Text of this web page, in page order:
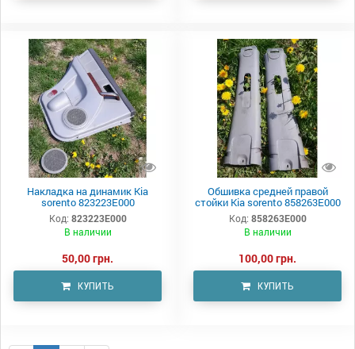
Накладка на динамик Kia
sorento 823223E000
Код: 823223E000
В наличии
50,00 грн.
КУПИТЬ
Обшивка средней правой
стойки Kia sorento 858263E000
Код: 858263E000
В наличии
100,00 грн.
КУПИТЬ